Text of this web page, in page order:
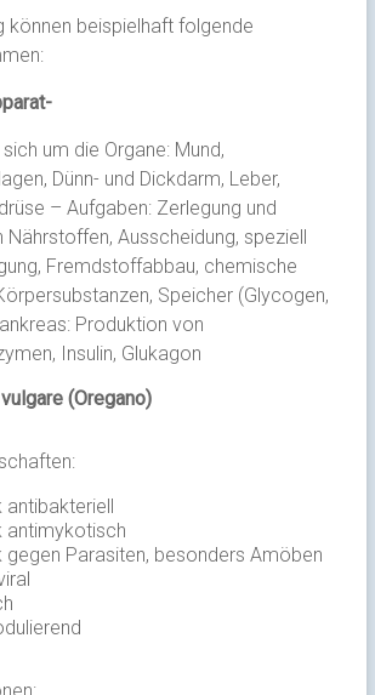
können beispielhaft folgende
um die Organe: Mund,
Dünn- und Dickdarm, Leber,
– Aufgaben: Zerlegung und
Nährstoffen, Ausscheidung, speziell
Fremdstoffabbau, chemische
Speicher (Glycogen,
Produktion von
Insulin, Glukagon
(Oregano)
antibakteriell
antimykotisch
gegen Parasiten, besonders Amöben